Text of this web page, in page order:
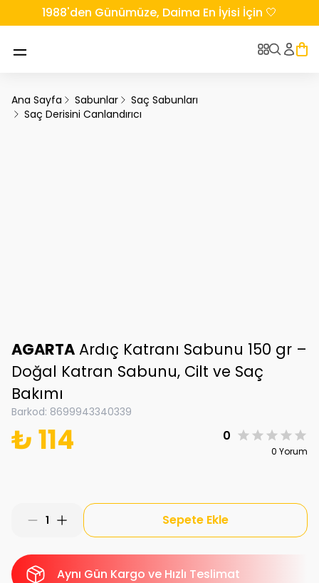
1988'den Günümüze, Daima En İyisi İçin 🤍
Ana Sayfa Sabunlar
Saç Sabunları
Saç Derisini Canlandırıcı
AGARTA Ardıç Katranı Sabunu 150 gr –
Doğal Katran Sabunu, Cilt ve Saç
Bakımı
Barkod: 8699943340339
₺ 114 0
0 Yorum
1 Sepete Ekle
Aynı Gün Kargo ve Hızlı Teslimat